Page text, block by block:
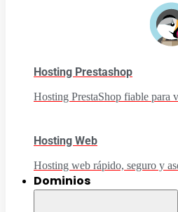
Hosting Prestashop
Hosting PrestaShop fiable para
Hosting Web
Hosting web rápido, seguro y
Dominios